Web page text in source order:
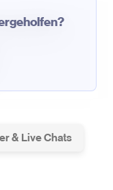
& Live Chats